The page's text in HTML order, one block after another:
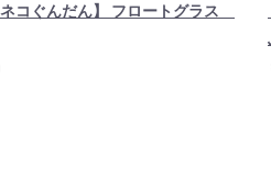
ネコぐんだん】 フロートグラス